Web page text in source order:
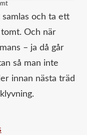
samlas och ta ett
Och när
– ja då går
så man inte
innan nästa träd